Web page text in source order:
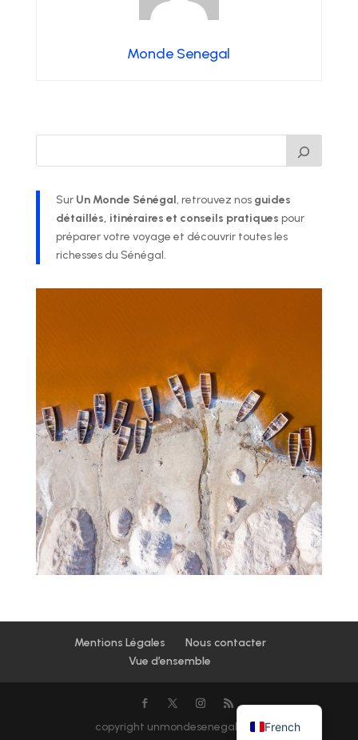
Monde Senegal
Sur Un Monde Sénégal, retrouvez nos guides
détaillés, itinéraires et conseils pratiques pour
préparer votre voyage et découvrir toutes les
richesses du Sénégal.
Mentions Légales
Nous contacter
Vue d’ensemble
copyright unmondesenegal.com French